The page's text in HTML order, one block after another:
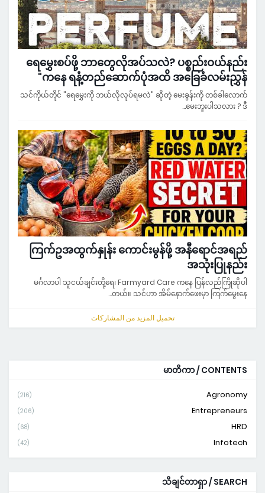
ရေမွှေးစပ်ဖို့ ဘာတွေလိုအပ်သလဲ? ပစ္စည်းဝယ်နည်း
ကနေ ရနံ့တည်ဆောက်ပုံအထိ အခြေခံလမ်းညွှန်"
သင်ကိုယ်တိုင် "ရေမွှေးကို ဘယ်လိုလုပ်ရမလဲ" ဆိုတဲ့ မေးခွန်းကို တစ်ခါလောက်
မေးဘူးပါသလား ? ဒီ…
ကြက်ဥအထွက်နှုန်း ကောင်းမွန်ဖို့ အနီရောင်အရည်
အသုံးပြုနည်း
မင်္ဂလာပါ သူငယ်ချင်းတို့ရေ၊ Farmyard Care ကနေ ပြန်လည်ကြိုဆိုပါ
တယ်။ သင်ဟာ အိမ်နောက်ဖေးမှာ ကြက်မွေးနေ…
تحميل المزيد من المشاركات
မာတိကာ / CONTENTS
Agronomy
(216)
Entrepreneurs
(206)
HRD
(68)
Infotech
(42)
သိချင်တာရှာ / SEARCH